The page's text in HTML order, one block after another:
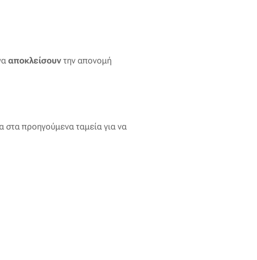
αποκλείσουν την απονομή
στα προηγούμενα ταμεία για να